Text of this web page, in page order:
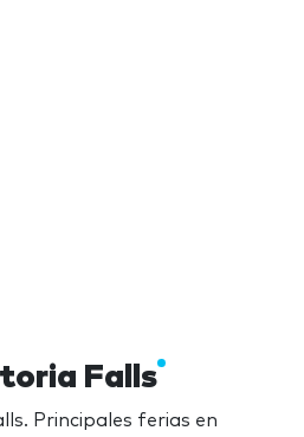
Falls
Principales ferias en